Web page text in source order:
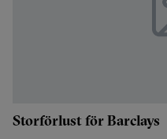
Storförlust för Barclays